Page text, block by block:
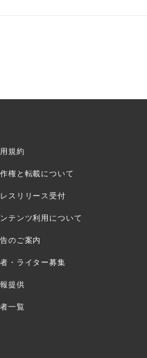
規約
権と転載について
スリリース受付
テンツ利用について
のご案内
・ライター募集
提供
一覧